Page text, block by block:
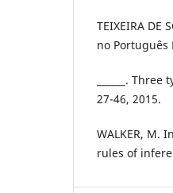
TEIXEIRA DE
no Português
______.
27-46, 2015.
WALKER, M.
rules of